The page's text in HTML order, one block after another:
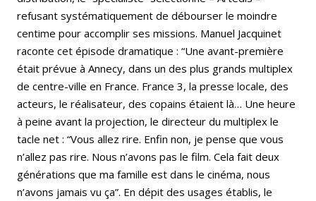
refusant systématiquement de débourser le moindre
centime pour accomplir ses missions. Manuel Jacquinet
raconte cet épisode dramatique : “Une avant-première
était prévue à Annecy, dans un des plus grands multiplex
de centre-ville en France. France 3, la presse locale, des
acteurs, le réalisateur, des copains étaient là… Une heure
à peine avant la projection, le directeur du multiplex le
tacle net : “Vous allez rire. Enfin non, je pense que vous
n’allez pas rire. Nous n’avons pas le film. Cela fait deux
générations que ma famille est dans le cinéma, nous
n’avons jamais vu ça”. En dépit des usages établis, le